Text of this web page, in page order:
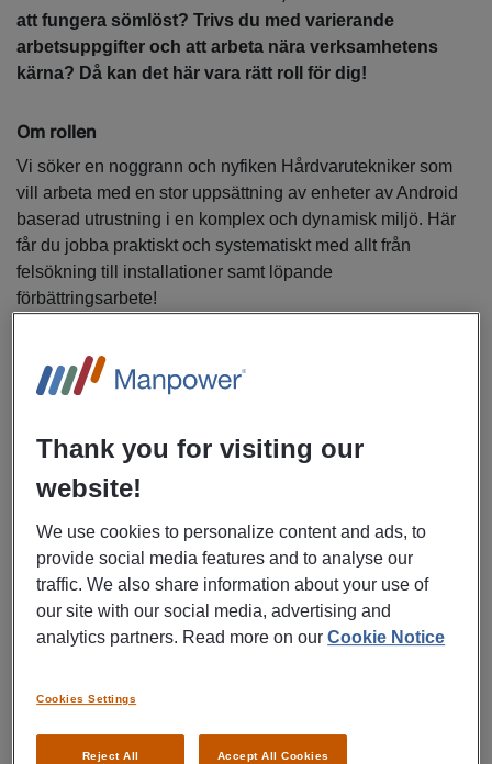
att fungera sömlöst? Trivs du med varierande
arbetsuppgifter och att arbeta nära verksamhetens
kärna? Då kan det här vara rätt roll för dig!
Om rollen
Vi söker en noggrann och nyfiken Hårdvarutekniker som
vill arbeta med en stor uppsättning av enheter av Android
baserad utrustning i en komplex och dynamisk miljö. Här
får du jobba praktiskt och systematiskt med allt från
felsökning till installationer samt löpande
förbättringsarbete!
Du kommer att arbeta med ett brett spektrum av
enheter, exempelvis:
Skrivare
Scanners och handdatorer
produktionslinor
Övriga Android enheter som används i
produktionsverksamhet
Miljön är varierad - Vi letar efter dig som tycker om att dyka
snabbt identifiera hårdvarufel och få utrustningen tillbaka i
produktionen och en chans för dig att växa i din tekniska
Thank you for visiting our
website!
We use cookies to personalize content and ads, to
provide social media features and to analyse our
traffic. We also share information about your use of
our site with our social media, advertising and
analytics partners. Read more on ourCookie Notice
Reject All Accept All Cookies
Cookies Settings